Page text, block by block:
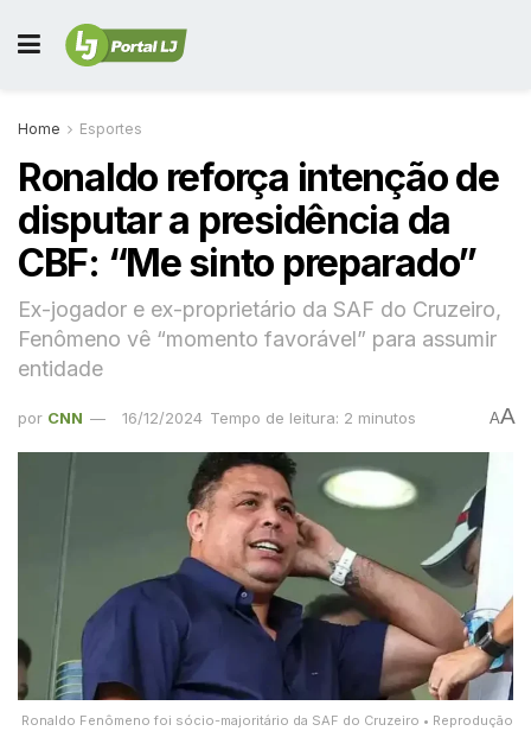
Home Esportes
Ronaldo reforça intenção de
disputar a presidência da
CBF: “Me sinto preparado”
Ex-jogador e ex-proprietário da SAF do Cruzeiro,
Fenômeno vê “momento favorável” para assumir
entidade
por CNN 16/12/2024 Tempo de leitura: 2 minutos AA
Ronaldo Fenômeno foi sócio-majoritário da SAF do Cruzeiro • Reprodução